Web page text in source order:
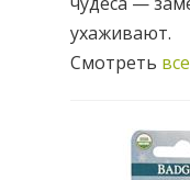
ухаживают.
Смотреть